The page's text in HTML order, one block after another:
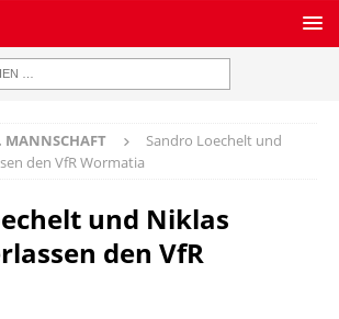
MANNSCHAFT
Sandro Loechelt und
den VfR Wormatia
und Niklas
den VfR